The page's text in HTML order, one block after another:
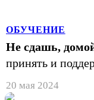
ОБУЧЕНИЕ
Не сдашь,
принять и
20 мая 2024